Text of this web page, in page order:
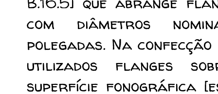
com diâmetros
polegadas. Na
utilizados flanges
superfície fonográfica